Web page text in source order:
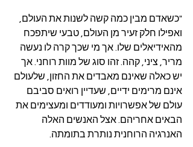
"כשאדם מבין כמה קשה לשנות את העולם,
ואפילו חלק זעיר מן העולם, טבעי שיתפכח
מהאידיאלים שלו. אך מי שכך קרה לו נעשה
מריר, ציני, קהה. זהו סוג של מוות רוחני. אך
יש כאלה שאינם מאבדים את החזון, שלעולם
אינם מרימים ידיים, שעדיין רואים סביבם
עולם של אפשרויות ומעודדים ומעצימים את
הבאים אחריהם. אצל האנשים האלה
האנרגיה הרוחנית נותרת בתומתה.